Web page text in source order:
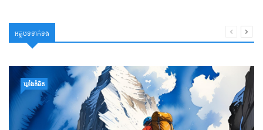
អត្ថបទទាក់ទង
ឃ្លាំង​គំនិត